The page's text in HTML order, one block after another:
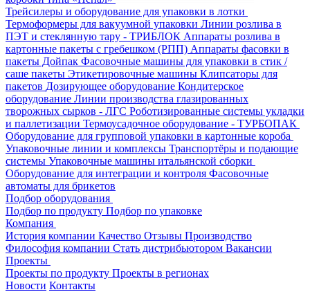
Трейсилеры и оборудование для упаковки в лотки
Термоформеры для вакуумной упаковки Линии розлива в
ПЭТ и стеклянную тару - ТРИБЛОК Аппараты розлива в
картонные пакеты с гребешком (РПП) Аппараты фасовки в
пакеты Дойпак Фасовочные машины для упаковки в стик /
саше пакеты Этикетировочные машины Клипсаторы для
пакетов Дозирующее оборудование Кондитерское
оборудование Линии производства глазированных
творожных сырков - ЛГС Роботизированные системы укладки
и паллетизации Термоусадочное оборудование - ТУРБОПАК
Оборудование для групповой упаковки в картонные короба
Упаковочные линии и комплексы Транспортёры и подающие
системы Упаковочные машины итальянской сборки
Оборудование для интеграции и контроля Фасовочные
автоматы для брикетов
Подбор оборудования
Подбор по продукту Подбор по упаковке
Компания
История компании Качество Отзывы Производство
Философия компании Стать дистрибьютором Вакансии
Проекты
Проекты по продукту Проекты в регионах
Новости Контакты